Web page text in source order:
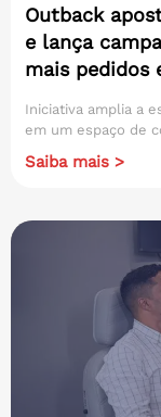
Outback
e lança
mais pedidos
Iniciativa amplia a
em um espaço de
Saiba mais >